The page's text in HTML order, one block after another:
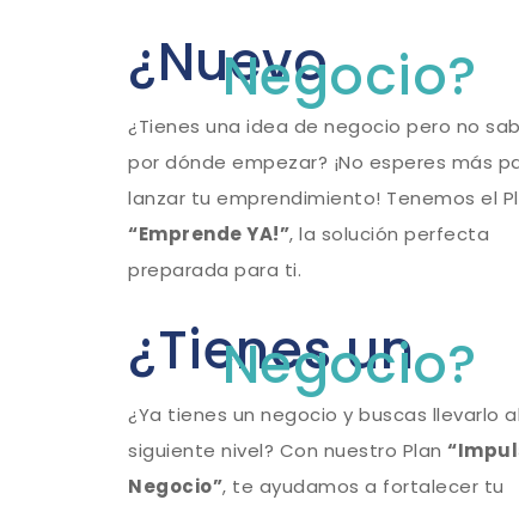
¿Nuevo
Negocio?
¿Tienes una idea de negocio pero no
por dónde empezar? ¡No esperes más
lanzar tu emprendimiento! Tenemos el
“Emprende YA!”, la solución perfecta
preparada para ti.
¿Tienes un
Negocio?
¿Ya tienes un negocio y buscas llevarlo al
siguiente nivel? Con nuestro Plan
Negocio”, te ayudamos a fortalecer tu